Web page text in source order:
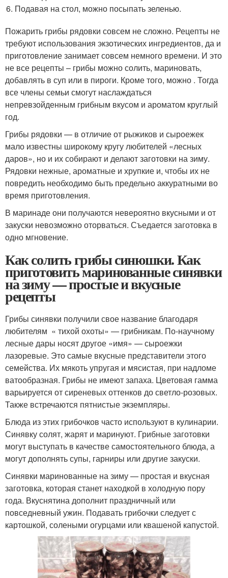
Подавая на стол, можно посыпать зеленью.
Пожарить грибы рядовки совсем не сложно. Рецепты не
требуют использования экзотических ингредиентов, да и
приготовление занимает совсем немного времени. И это
не все рецепты – грибы можно солить, мариновать,
добавлять в суп или в пироги. Кроме того, можно . Тогда
все члены семьи смогут наслаждаться
непревзойденным грибным вкусом и ароматом круглый
год.
Грибы рядовки — в отличие от рыжиков и сыроежек
мало известны широкому кругу любителей «лесных
даров», но и их собирают и делают заготовки на зиму.
Рядовки нежные, ароматные и хрупкие и, чтобы их не
повредить необходимо быть предельно аккуратными во
время приготовления.
В маринаде они получаются невероятно вкусными и от
закуски невозможно оторваться. Съедается заготовка в
одно мгновение.
Как солить грибы синюшки. Как
приготовить маринованные синявки
на зиму — простые и вкусные
рецепты
Грибы синявки получили свое название благодаря
любителям « тихой охоты» — грибникам. По-научному
лесные дары носят другое «имя» — сыроежки
лазоревые. Это самые вкусные представители этого
семейства. Их мякоть упругая и мясистая, при надломе
ватообразная. Грибы не имеют запаха. Цветовая гамма
варьируется от сиреневых оттенков до светло-розовых.
Также встречаются пятнистые экземпляры.
Блюда из этих грибочков часто используют в кулинарии.
Синявку солят, жарят и маринуют. Грибные заготовки
могут выступать в качестве самостоятельного блюда, а
могут дополнять супы, гарниры или другие закуски.
Синявки маринованные на зиму — простая и вкусная
заготовка, которая станет находкой в холодную пору
года. Вкуснятина дополнит праздничный или
повседневный ужин. Подавать грибочки следует с
картошкой, солеными огурцами или квашеной капустой.